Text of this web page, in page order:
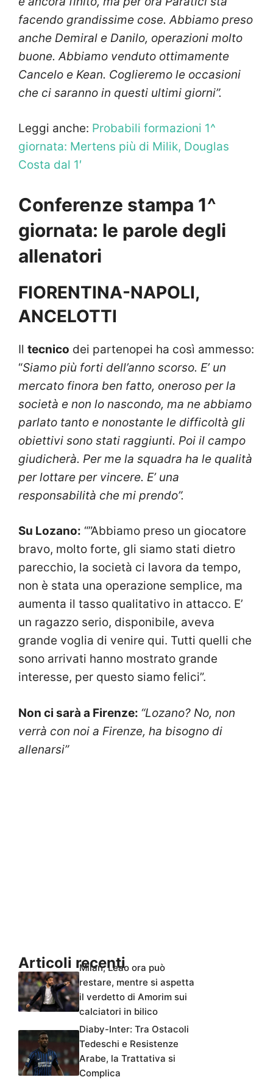
facendo grandissime cose. Abbiamo preso
anche Demiral e Danilo, operazioni molto
buone. Abbiamo venduto ottimamente
Cancelo e Kean. Coglieremo le occasioni
che ci saranno in questi ultimi giorni”.
Leggi anche: Probabili formazioni 1^
giornata: Mertens più di Milik, Douglas
Costa dal 1′
Conferenze stampa 1^
giornata: le parole degli
allenatori
FIORENTINA-NAPOLI,
ANCELOTTI
Il tecnico dei partenopei ha così ammesso:
“Siamo più forti dell’anno scorso. E’ un
mercato finora ben fatto, oneroso per la
società e non lo nascondo, ma ne abbiamo
parlato tanto e nonostante le difficoltà gli
obiettivi sono stati raggiunti. Poi il campo
giudicherà. Per me la squadra ha le qualità
per lottare per vincere. E’ una
responsabilità che mi prendo”.
Su Lozano: “”Abbiamo preso un giocatore
bravo, molto forte, gli siamo stati dietro
parecchio, la società ci lavora da tempo,
non è stata una operazione semplice, ma
aumenta il tasso qualitativo in attacco. E’
un ragazzo serio, disponibile, aveva
grande voglia di venire qui. Tutti quelli che
sono arrivati hanno mostrato grande
interesse, per questo siamo felici”.
Non ci sarà a Firenze: “Lozano? No, non
verrà con noi a Firenze, ha bisogno di
allenarsi”
Articoli recenti
Milan, Leao ora può
restare, mentre si aspetta
il verdetto di Amorim sui
calciatori in bilico
Diaby-Inter: Tra Ostacoli
Tedeschi e Resistenze
Arabe, la Trattativa si
Complica